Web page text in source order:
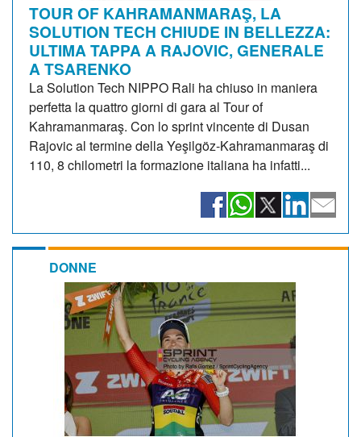
TOUR OF KAHRAMANMARAŞ, LA
SOLUTION TECH CHIUDE IN BELLEZZA:
ULTIMA TAPPA A RAJOVIC, GENERALE
A TSARENKO
La Solution Tech NIPPO Rali ha chiuso in maniera
perfetta la quattro giorni di gara al Tour of
Kahramanmaraş. Con lo sprint vincente di Dusan
Rajovic al termine della Yeşilgöz-Kahramanmaraş di
110, 8 chilometri la formazione italiana ha infatti...
DONNE